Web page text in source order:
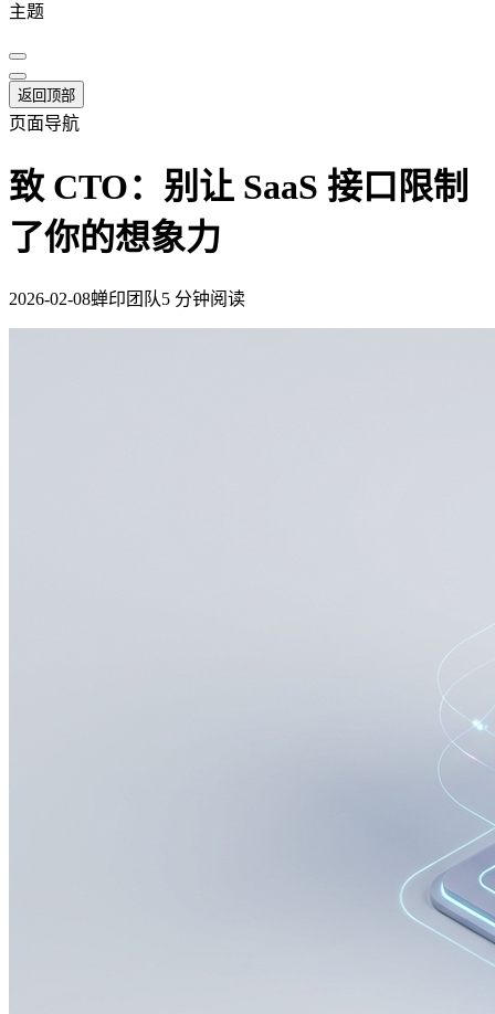
主题
返回顶部
页面导航
致 CTO：别让 SaaS 接口限制
了你的想象力
2026-02-08蝉印团队5 分钟阅读